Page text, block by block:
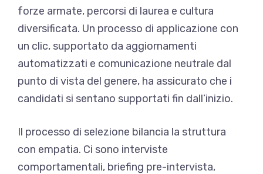
forze armate, percorsi di laurea e cultura
diversificata. Un processo di applicazione con
un clic, supportato da aggiornamenti
automatizzati e comunicazione neutrale dal
punto di vista del genere, ha assicurato che i
candidati si sentano supportati fin dall’inizio.
Il processo di selezione bilancia la struttura
con empatia. Ci sono interviste
comportamentali, briefing pre-intervista,